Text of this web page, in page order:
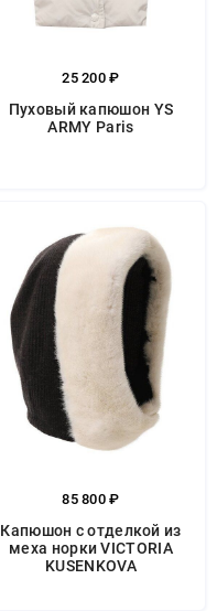
25 200 ₽
Пуховый капюшон YS
ARMY Paris
85 800 ₽
Капюшон с отделкой из
меха норки VICTORIA
KUSENKOVA